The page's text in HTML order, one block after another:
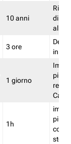
10 anni
di
3 ore
in
1 giorno
più
1h
più